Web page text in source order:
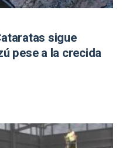
sigue
pese a la crecida